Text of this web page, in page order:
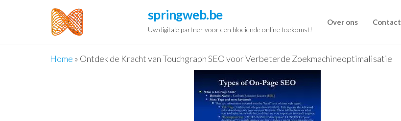
springweb.be
Uw digitale partner voor een bloeiende online toekomst!
Over ons Contact
Home » Ontdek de Kracht van Touchgraph SEO voor Verbeterde Zoekmachineoptimalisatie